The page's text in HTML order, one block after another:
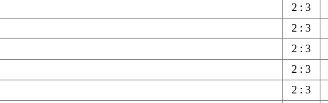
2 : 3
2 : 3
2 : 3
2 : 3
2 : 3